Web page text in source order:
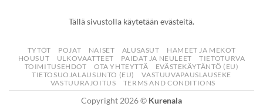
Tällä sivustolla käytetään evästeitä.
TYTÖT POJAT NAISET ALUSASUT
HAMEET JA MEKOT
HOUSUT
ULKOVAATTEET PAIDAT JA NEULEET
TIETOTURVA
TOIMITUSEHDOT
OTA YHTEYTTÄ
EVÄSTEKÄYTÄNTÖ (EU)
TIETOSUOJALAUSUNTO (EU)
VASTUUVAPAUSLAUSEKE
VASTUURAJOITUS
TERMS AND CONDITIONS
Copyright 2026 © Kurenala